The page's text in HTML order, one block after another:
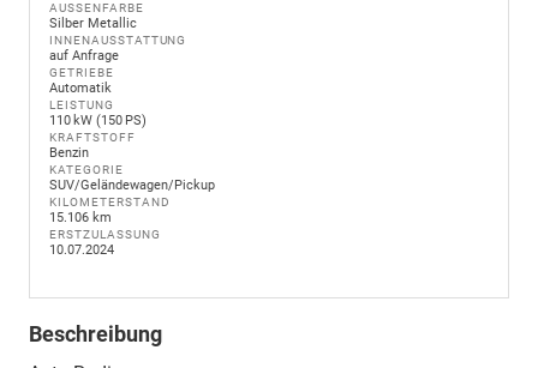
AUSSENFARBE
Silber Metallic
INNENAUSSTATTUNG
auf Anfrage
GETRIEBE
Automatik
LEISTUNG
110 kW (150 PS)
KRAFTSTOFF
Benzin
KATEGORIE
SUV/Geländewagen/Pickup
KILOMETERSTAND
15.106 km
ERSTZULASSUNG
10.07.2024
Beschreibung